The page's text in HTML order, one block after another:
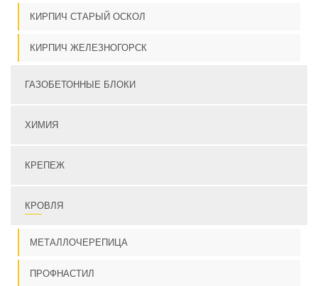
КИРПИЧ СТАРЫЙ ОСКОЛ
КИРПИЧ ЖЕЛЕЗНОГОРСК
ГАЗОБЕТОННЫЕ БЛОКИ
ХИМИЯ
КРЕПЕЖ
КРОВЛЯ
МЕТАЛЛОЧЕРЕПИЦА
ПРОФНАСТИЛ